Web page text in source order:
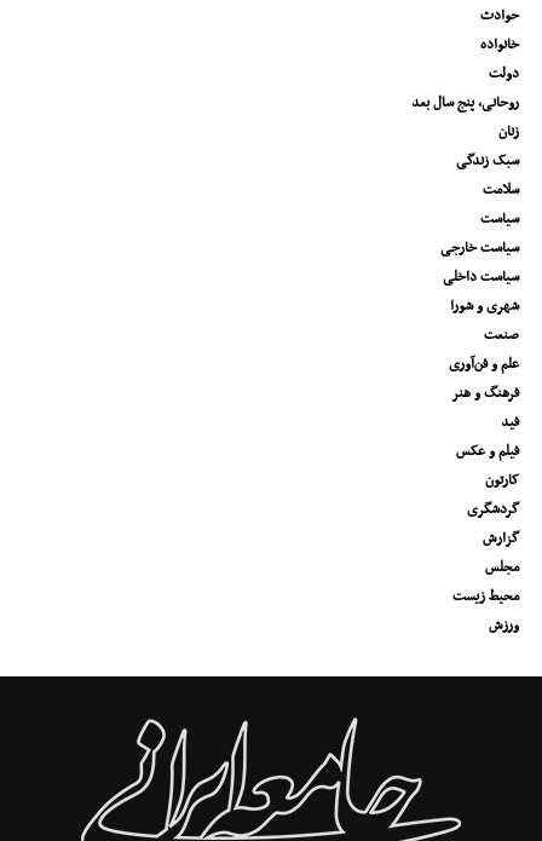
حوادث
خانواده
دولت
روحانی، پنج سال بعد
زنان
سبک زندگی
سلامت
سیاست
سیاست خارجی
سیاست داخلی
شهری و شورا
صنعت
علم و فن‌آوری
فرهنگ و هنر
فید
فیلم و عکس
کارتون
گردشگری
گزارش
مجلس
محیط زیست
ورزش